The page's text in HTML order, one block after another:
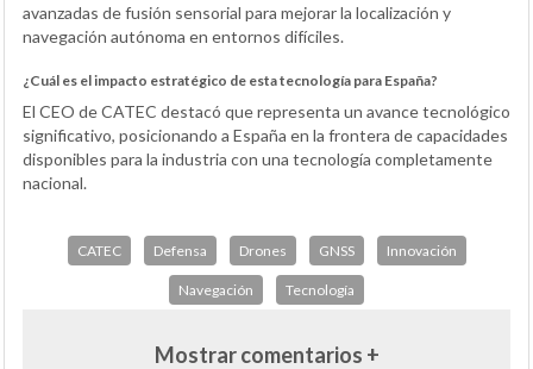
avanzadas de fusión sensorial para mejorar la localización y
navegación autónoma en entornos difíciles.
¿Cuál es el impacto estratégico de esta tecnología para España?
El CEO de CATEC destacó que representa un avance tecnológico
significativo, posicionando a España en la frontera de capacidades
disponibles para la industria con una tecnología completamente
nacional.
CATEC Defensa Drones GNSS Innovación
Navegación Tecnología
Mostrar comentarios +